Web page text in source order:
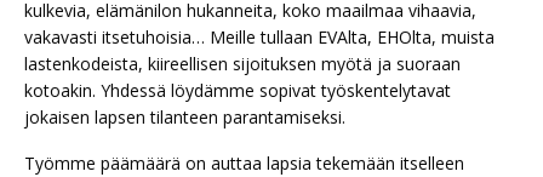
kulkevia, elämänilon hukanneita, koko maailmaa vihaavia,
vakavasti itsetuhoisia… Meille tullaan EVAlta, EHOlta, muista
lastenkodeista, kiireellisen sijoituksen myötä ja suoraan
kotoakin. Yhdessä löydämme sopivat työskentelytavat
jokaisen lapsen tilanteen parantamiseksi.
Työmme päämäärä on auttaa lapsia tekemään itselleen